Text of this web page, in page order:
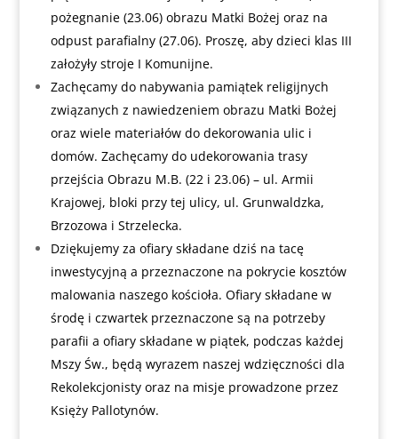
pożegnanie (23.06) obrazu Matki Bożej oraz na
odpust parafialny (27.06). Proszę, aby dzieci klas III
założyły stroje I Komunijne.
Zachęcamy do nabywania pamiątek religijnych
związanych z nawiedzeniem obrazu Matki Bożej
oraz wiele materiałów do dekorowania ulic i
domów. Zachęcamy do udekorowania trasy
przejścia Obrazu M.B. (22 i 23.06) – ul. Armii
Krajowej, bloki przy tej ulicy, ul. Grunwaldzka,
Brzozowa i Strzelecka.
Dziękujemy za ofiary składane dziś na tacę
inwestycyjną a przeznaczone na pokrycie kosztów
malowania naszego kościoła. Ofiary składane w
środę i czwartek przeznaczone są na potrzeby
parafii a ofiary składane w piątek, podczas każdej
Mszy Św., będą wyrazem naszej wdzięczności dla
Rekolekcjonisty oraz na misje prowadzone przez
Księży Pallotynów.